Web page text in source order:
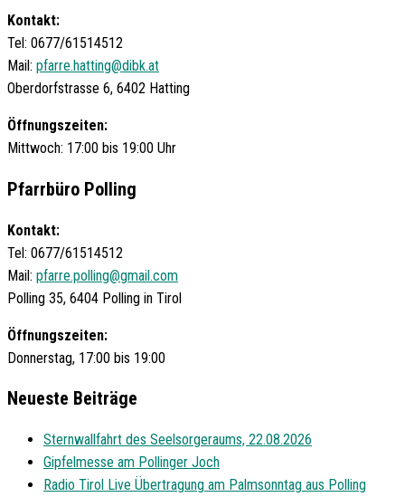
Kontakt:
Tel: 0677/61514512
Mail: pfarre.hatting@dibk.at
Oberdorfstrasse 6, 6402 Hatting
Öffnungszeiten:
Mittwoch: 17:00 bis 19:00 Uhr
Pfarrbüro Polling
Kontakt:
Tel: 0677/61514512
Mail: pfarre.polling@gmail.com
Polling 35, 6404 Polling in Tirol
Öffnungszeiten:
Donnerstag, 17:00 bis 19:00
Neueste Beiträge
Sternwallfahrt des Seelsorgeraums, 22.08.2026
Gipfelmesse am Pollinger Joch
Radio Tirol Live Übertragung am Palmsonntag aus Polling